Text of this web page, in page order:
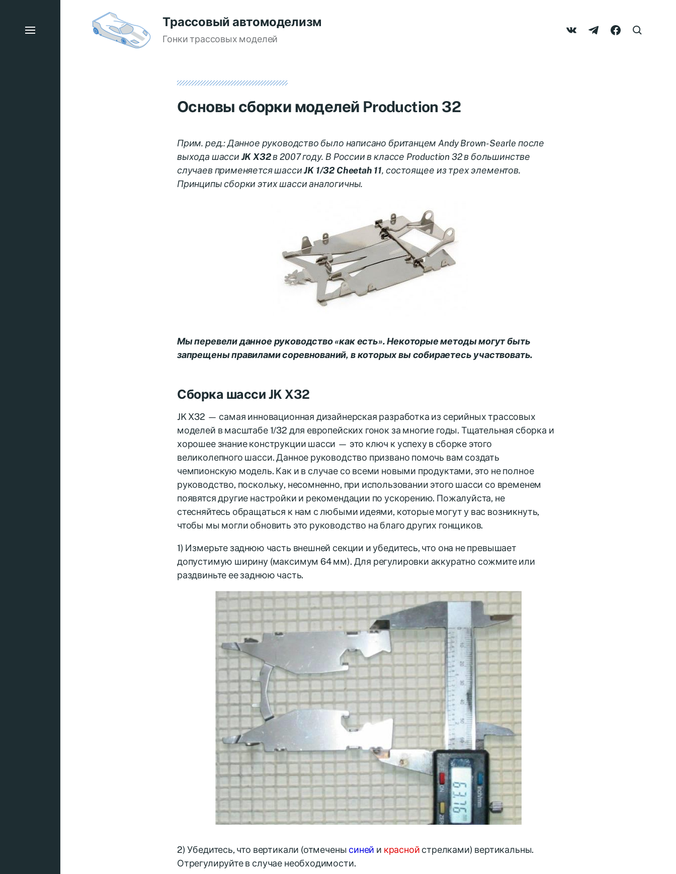
Трассовый автомоделизм
Гонки трассовых моделей
Основы сборки моделей Production 32
Прим. ред.: Данное руководство было написано британцем Andy Brown-Searle после
выхода шасси JK X32в 2007 году. В России в классе Production 32 в большинстве
случаев применяется шассиJK 1/32 Cheetah 11, состоящее из трех элементов.
Принципы сборки этих шасси аналогичны.
Мы перевели данное руководство «как есть». Некоторые методы могут быть
запрещены правилами соревнований, в которых вы собираетесь участвовать.
Сборка шасси JK X32
JK X32 — самая инновационная дизайнерская разработка из серийных трассовых
моделей в масштабе 1/32 для европейских гонок за многие годы. Тщательная сборка и
хорошее знание конструкции шасси — это ключ к успеху в сборке этого
великолепного шасси. Данное руководство призвано помочь вам создать
чемпионскую модель. Как и в случае со всеми новыми продуктами, это не полное
руководство, поскольку, несомненно, при использовании этого шасси со временем
появятся другие настройки и рекомендации по ускорению. Пожалуйста, не
стесняйтесь обращаться к нам с любыми идеями, которые могут у вас возникнуть,
чтобы мы могли обновить это руководство на благо других гонщиков.
1) Измерьте заднюю часть внешней секции и убедитесь, что она не превышает
допустимую ширину (максимум 64 мм). Для регулировки аккуратно сожмите или
раздвиньте ее заднюю часть.
2) Убедитесь, что вертикали (отмечены синей и красной стрелками) вертикальны.
Отрегулируйте в случае необходимости.